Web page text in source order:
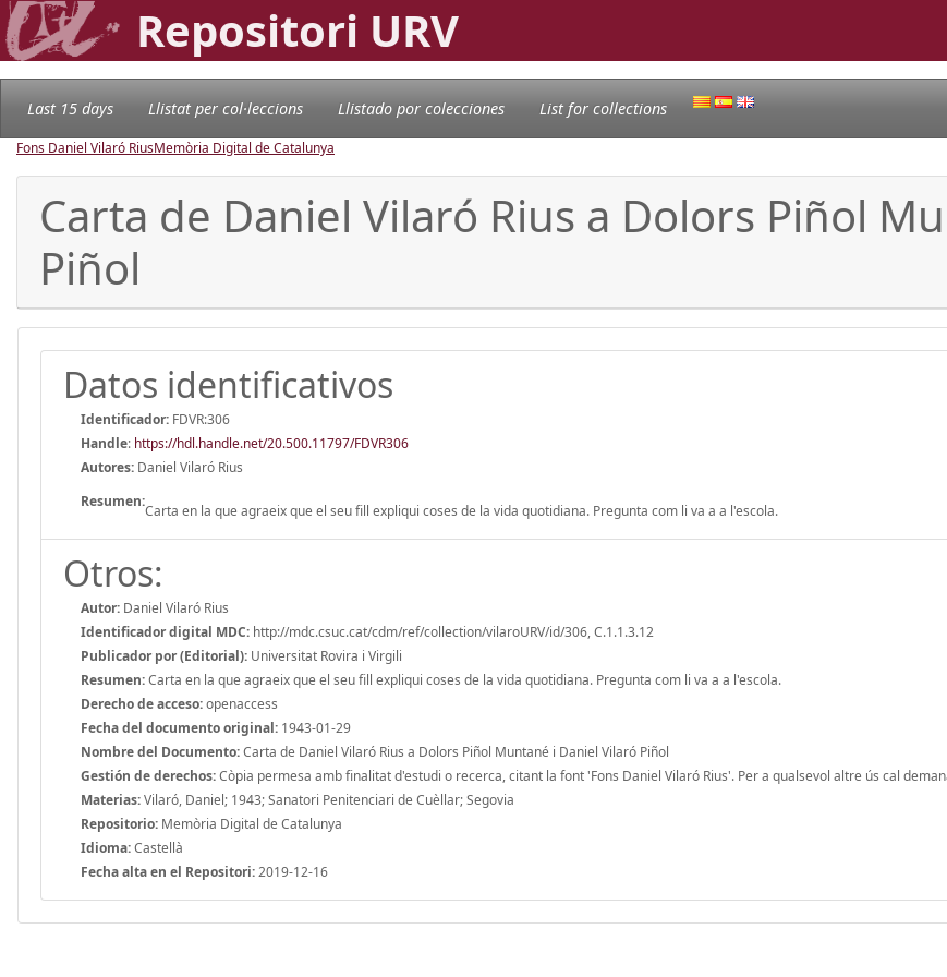
Repositori URV
Last 15 days Llistat per col·leccions Llistado por colecciones List for collections
Fons Daniel Vilaró RiusMemòria Digital de Catalunya
Carta de Daniel Vilaró Rius a Dolors Piñol
Piñol
Datos identificativos
Identificador: FDVR:306
Handle: https://hdl.handle.net/20.500.11797/FDVR306
Autores: Daniel Vilaró Rius
Resumen:
Carta en la que agraeix que el seu fill expliqui coses de la vida quotidiana. Pregunta com li va a a l'escola.
Otros:
Autor: Daniel Vilaró Rius
Identificador digital MDC: http://mdc.csuc.cat/cdm/ref/collection/vilaroURV/id/306, C.1.1.3.12
Publicador por (Editorial): Universitat Rovira i Virgili
Resumen:Carta en la que agraeix que el seu fill expliqui coses de la vida quotidiana. Pregunta com li va a a l'escola.
Derecho de acceso:openaccess
Fecha del documento original: 1943-01-29
Nombre del Documento:Carta de Daniel Vilaró Rius a Dolors Piñol Muntané i Daniel Vilaró Piñol
Gestión de derechos:Còpia permesa amb finalitat d'estudi o recerca, citant la font 'Fons Daniel Vilaró Rius'. Per a qualsevol altre ús cal
Materias:Vilaró, Daniel; 1943; Sanatori Penitenciari de Cuèllar; Segovia
Repositorio: Memòria Digital de Catalunya
Idioma:Castellà
Fecha alta en el Repositori:2019-12-16